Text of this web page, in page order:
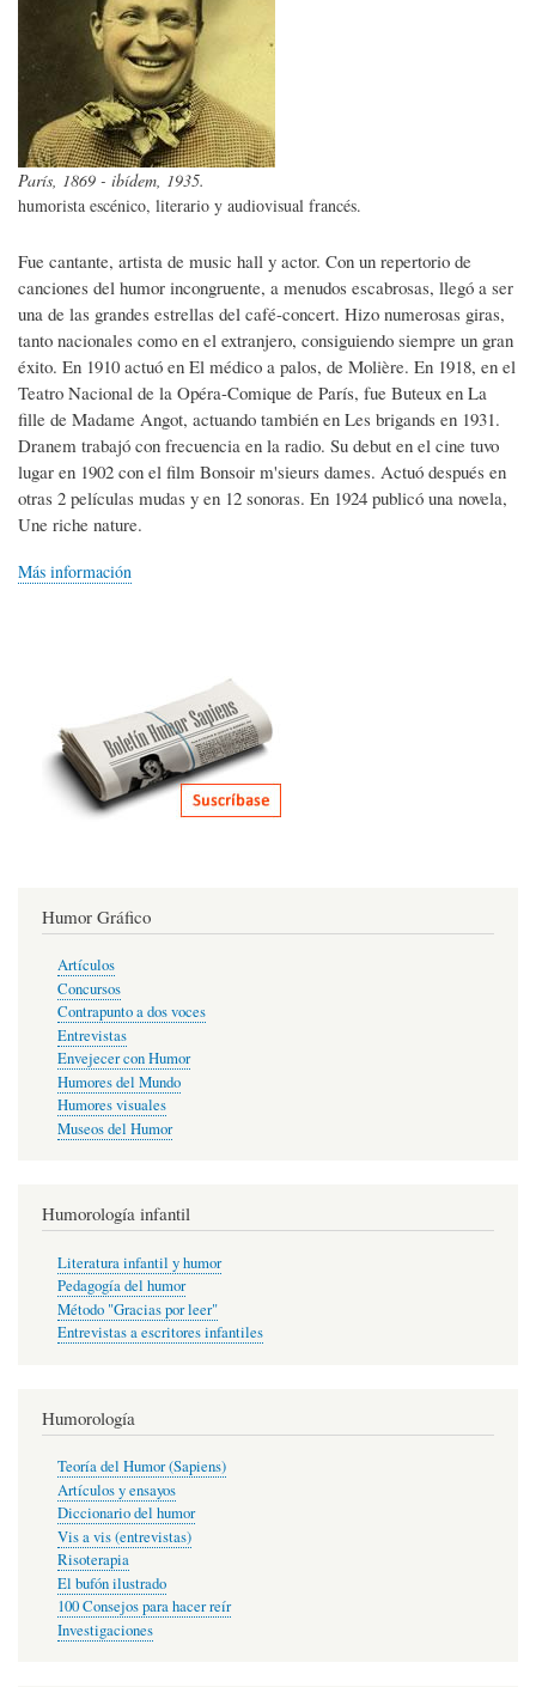
París, 1869 - ibídem, 1935.
humorista escénico, literario y audiovisual francés.
Fue cantante, artista de music hall y actor. Con un repertorio de
canciones del humor incongruente, a menudos escabrosas, llegó a ser
una de las grandes estrellas del café-concert. Hizo numerosas giras,
tanto nacionales como en el extranjero, consiguiendo siempre un gran
éxito. En 1910 actuó en El médico a palos, de Molière. En 1918, en el
Teatro Nacional de la Opéra-Comique de París, fue Buteux en La
fille de Madame Angot, actuando también en Les brigands en 1931.
Dranem trabajó con frecuencia en la radio. Su debut en el cine tuvo
lugar en 1902 con el film Bonsoir m'sieurs dames. Actuó después en
otras 2 películas mudas y en 12 sonoras. En 1924 publicó una novela,
Une riche nature.
Más información
Humor Gráfico
Artículos
Concursos
Contrapunto a dos voces
Entrevistas
Envejecer con Humor
Humores del Mundo
Humores visuales
Museos del Humor
Humorología infantil
Literatura infantil y humor
Pedagogía del humor
Método "Gracias por leer"
Entrevistas a escritores infantiles
Humorología
Teoría del Humor (Sapiens)
Artículos y ensayos
Diccionario del humor
Vis a vis (entrevistas)
Risoterapia
El bufón ilustrado
100 Consejos para hacer reír
Investigaciones